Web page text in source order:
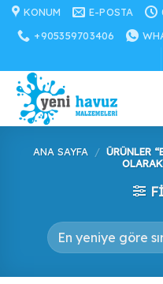
İçeriğe
atla
KONUM E-POSTA
+905359703406
ANA SAYFA / ÜRÜNLER